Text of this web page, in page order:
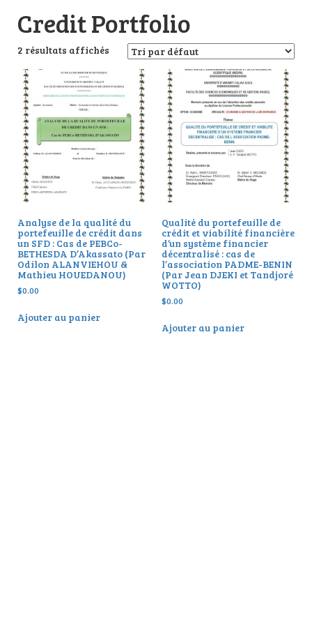
Credit Portfolio
2 résultats affichés
Analyse de la qualité du
portefeuille de crédit dans
un SFD : Cas de PEBCo-
BETHESDA D’Akassato (Par
Odilon ALANVIEHOU &
Mathieu HOUEDANOU)
$0.00
Ajouter au panier
Qualité du portefeuille de
crédit et viabilité financière
d’un système financier
décentralisé : cas de
l’association PADME-BENIN
(Par Jean DJEKI et Tandjoré
WOTTO)
$0.00
Ajouter au panier